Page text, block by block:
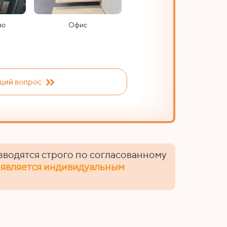
Офис
вопрос
строго по согласованному
индивидуальным